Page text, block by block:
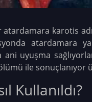
karotis
atardamara
ani uyuşma
ile sonuçlanıyor
Kullanıldı?